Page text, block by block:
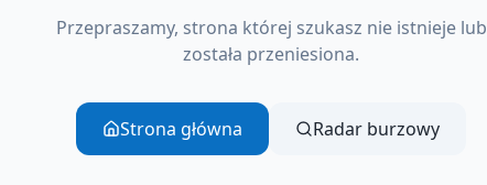
Przepraszamy, strona której szukasz nie istnieje lub
została przeniesiona.
Strona główna Radar burzowy